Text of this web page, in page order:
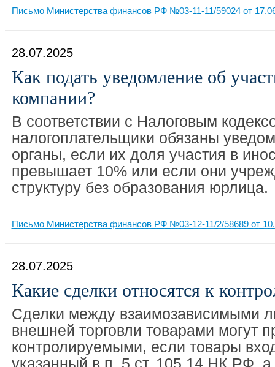
Письмо Министерства финансов РФ №03-11-11/59024 от
28.07.2025
Как подать уведомление об
компании?
В соответствии с Налоговым
налогоплательщики обязаны
органы, если их доля участия в
превышает 10% или если они
структуру без образования юрлица.
Письмо Министерства финансов РФ №03-12-11/2/58689 от
28.07.2025
Какие сделки относятся к
Сделки между взаимозависимыми
внешней торговли товарами могут
контролируемыми, если товары
указанный в п. 5 ст. 105.14 НК РФ,